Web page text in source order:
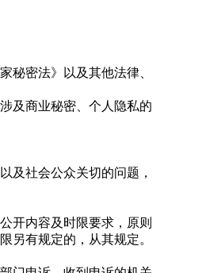
密法》以及其他法律、
及商业秘密、个人隐私的
社会公众关切的问题，
开内容及时限要求，原则
另有规定的，从其规定。